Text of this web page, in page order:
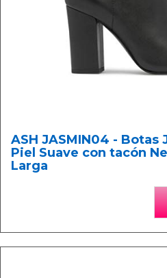
ASH JASMIN04 - Botas
Piel Suave con tacón
Larga